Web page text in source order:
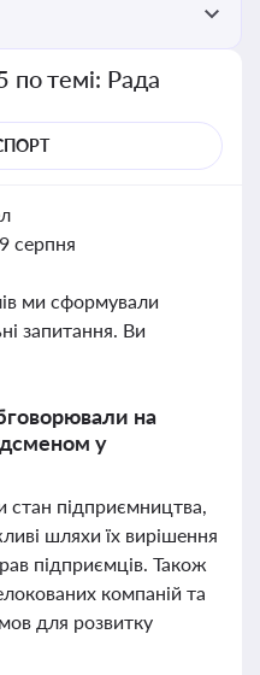
по темі: Рада
серпня
ми сформували
запитання. Ви
на
у
стан підприємництва,
шляхи їх вирішення
підприємців. Також
компаній та
для розвитку